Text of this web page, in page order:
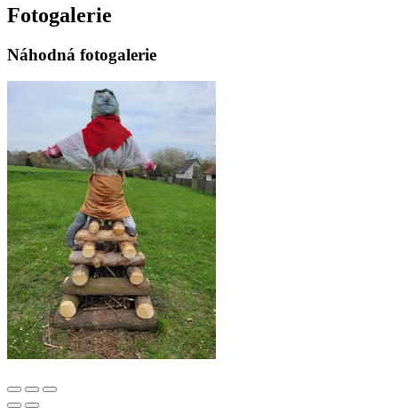
Fotogalerie
Náhodná fotogalerie